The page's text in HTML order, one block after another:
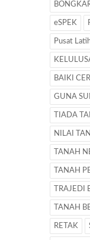
eSPEK
Pusat
BAIKI
GUNA
TIADA
NILAI
TANAH
TANAH
TRAJEDI
TANAH
RETAK